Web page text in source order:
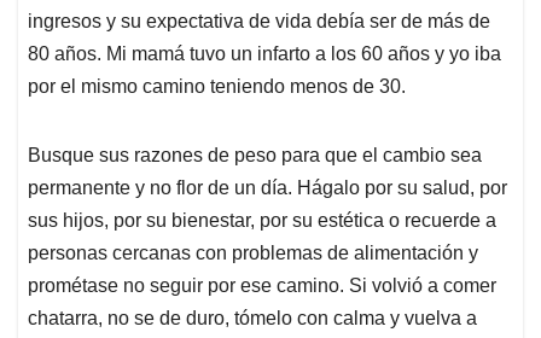
ingresos y su expectativa de vida debía ser de más de
80 años. Mi mamá tuvo un infarto a los 60 años y yo iba
por el mismo camino teniendo menos de 30.
Busque sus razones de peso para que el cambio sea
permanente y no flor de un día. Hágalo por su salud, por
sus hijos, por su bienestar, por su estética o recuerde a
personas cercanas con problemas de alimentación y
prométase no seguir por ese camino. Si volvió a comer
chatarra, no se de duro, tómelo con calma y vuelva a